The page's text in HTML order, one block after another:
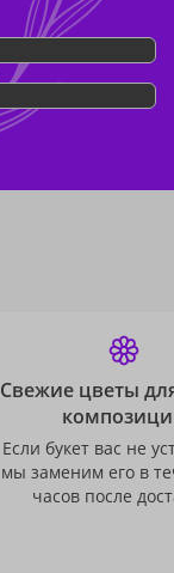
Свежие цветы
Если букет вас не
мы заменим его в
часов после